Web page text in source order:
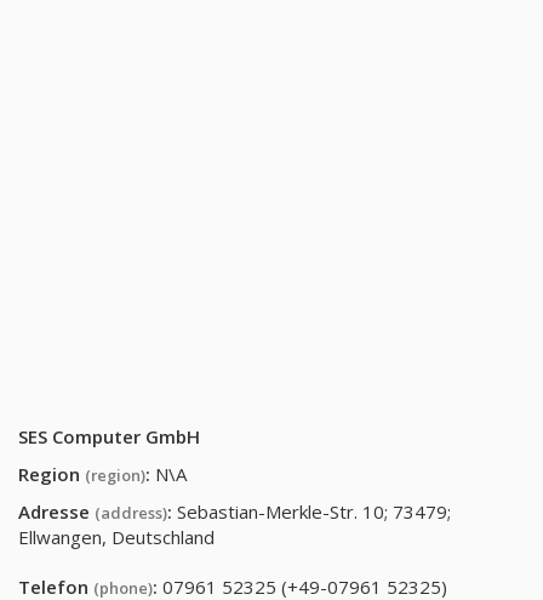
SES Computer GmbH
Region (region): N\A
Adresse (address): Sebastian-Merkle-Str. 10; 73479;
Ellwangen, Deutschland
Telefon (phone): 07961 52325 (+49-07961 52325)